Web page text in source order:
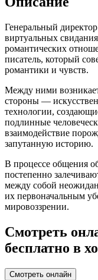
Генеральный
виртуальных
романтических
писатель, который
романтики и чувств.
Между ними
стороны —
технологии,
подлинные
взаимодействие
запутанную историю.
В процессе общения
постепенно
между собой
их первоначальным
мировоззрении.
Смотреть
бесплатно в
Смотреть онлайн